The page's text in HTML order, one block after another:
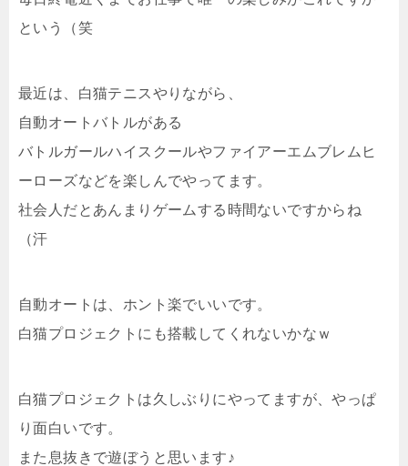
という（笑
最近は、白猫テニスやりながら、
自動オートバトルがある
バトルガールハイスクールやファイアーエムブレムヒ
ーローズなどを楽しんでやってます。
社会人だとあんまりゲームする時間ないですからね
（汗
自動オートは、ホント楽でいいです。
白猫プロジェクトにも搭載してくれないかなｗ
白猫プロジェクトは久しぶりにやってますが、やっぱ
り面白いです。
また息抜きで遊ぼうと思います♪